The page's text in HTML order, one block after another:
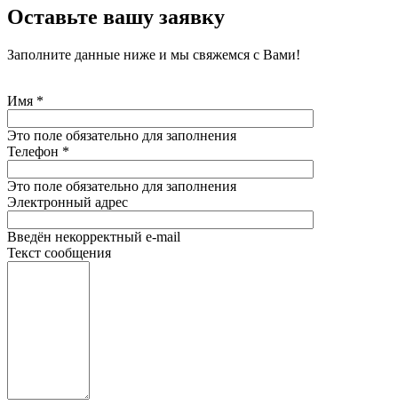
Оставьте вашу заявку
Заполните данные ниже и мы свяжемся с Вами!
Имя *
Это поле обязательно для заполнения
Телефон *
Это поле обязательно для заполнения
Электронный адрес
Введён некорректный e-mail
Текст сообщения